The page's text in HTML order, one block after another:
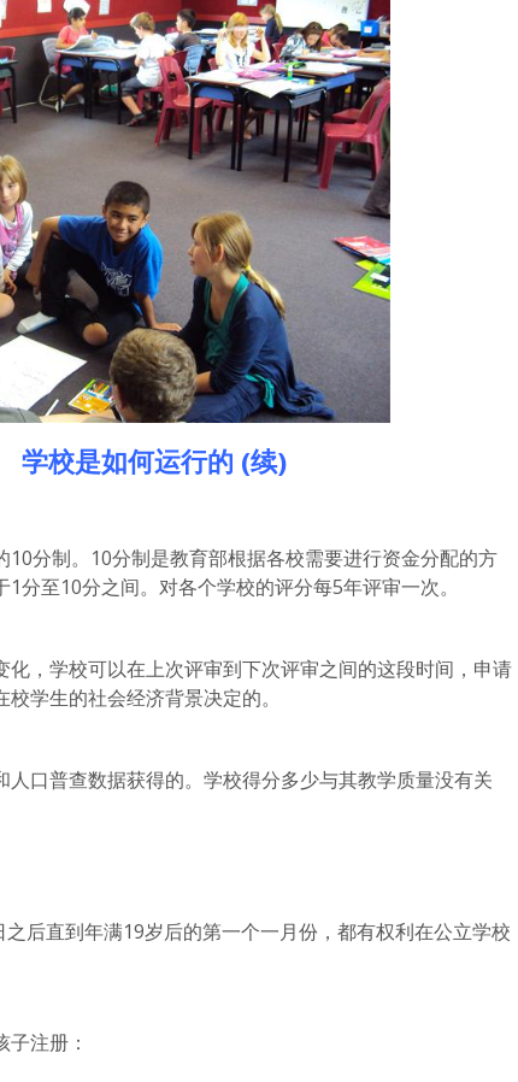
学校是如何运行的 (续)
10分制。10分制是教育部根据各校需要进行资金分配的方
分至10分之间。对各个学校的评分每5年评审一次。
化，学校可以在上次评审到下次评审之间的这段时间，申请
学生的社会经济背景决定的。
人口普查数据获得的。学校得分多少与其教学质量没有关
后直到年满19岁后的第一个一月份，都有权利在公立学校
注册：